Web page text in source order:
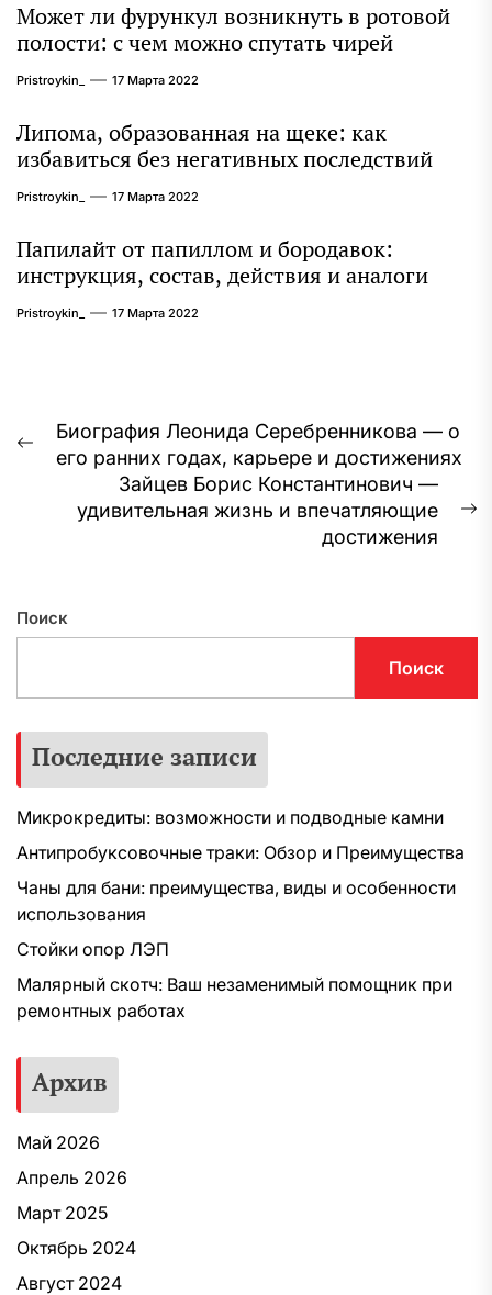
Может ли фурункул возникнуть в ротовой
полости: с чем можно спутать чирей
Pristroykin_ 17 Марта 2022
Липома, образованная на щеке: как
избавиться без негативных последствий
Pristroykin_ 17 Марта 2022
Папилайт от папиллом и бородавок:
инструкция, состав, действия и аналоги
Pristroykin_ 17 Марта 2022
Навигация
записям
Предыдущая
Биография Леонида Серебренникова — о
его ранних годах, карьере и достижениях
Зайцев Борис Константинович —
удивительная жизнь и впечатляющие
достижения
Поиск
Поиск
Последние записи
Микрокредиты: возможности и подводные камни
Антипробуксовочные траки: Обзор и Преимущества
Чаны для бани: преимущества, виды и особенности
использования
Стойки опор ЛЭП
Малярный скотч: Ваш незаменимый помощник при
ремонтных работах
Архив
Май 2026
Апрель 2026
Март 2025
Октябрь 2024
Август 2024